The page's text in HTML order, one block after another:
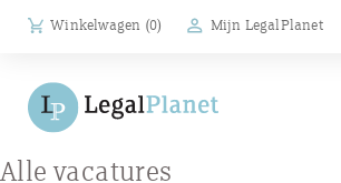
Winkelwagen (0) Mijn LegalPlanet
Alle vacatures